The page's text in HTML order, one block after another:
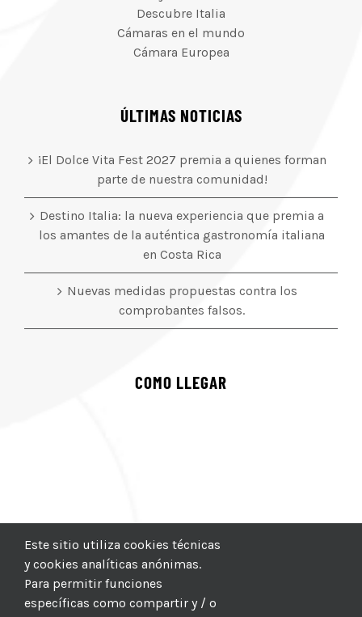
Descubre Italia
Cámaras en el mundo
Cámara Europea
ÚLTIMAS NOTICIAS
¡El Dolce Vita Fest 2027 premia a quienes forman
parte de nuestra comunidad!
Destino Italia: la nueva experiencia que premia a
los amantes de la auténtica gastronomía italiana
en Costa Rica
Nuevas medidas propuestas contra los
comprobantes falsos.
COMO LLEGAR
Este sitio utiliza cookies técnicas
y cookies analíticas anónimas.
Para permitir funciones
específicas como compartir y / o